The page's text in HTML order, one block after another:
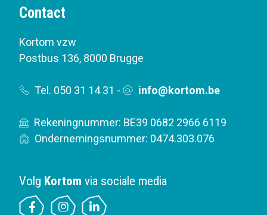
Contact
Kortom vzw
Postbus 136, 8000 Brugge
Tel. 050 31 14 31 - info@kortom.be
Rekeningnummer: BE39 0682 2966 6119
Ondernemingsnummer: 0474.303.076
Volg Kortom via sociale media